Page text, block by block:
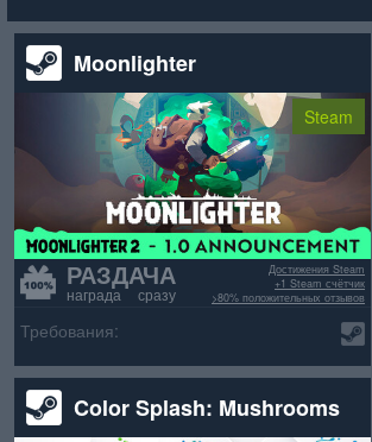
Moonlighter
Steam
РАЗДАЧА
награда сразу
Достижения Steam
+1 Steam счётчик
>80% положительных отзывов
Требования:
Color Splash: Mushrooms